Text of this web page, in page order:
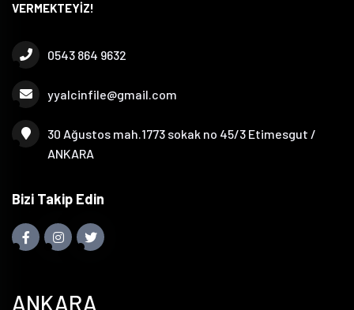
VERMEKTEYİZ!
0543 864 9632
yyalcinfile@gmail.com
30 Ağustos mah.1773 sokak no 45/3 Etimesgut /
ANKARA
Bizi Takip Edin
ANKARA